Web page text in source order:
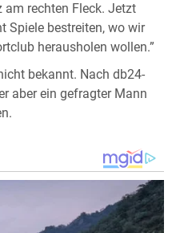
am rechten Fleck. Jetzt
Spiele bestreiten, wo wir
herausholen wollen.”
bekannt. Nach db24-
aber ein gefragter Mann